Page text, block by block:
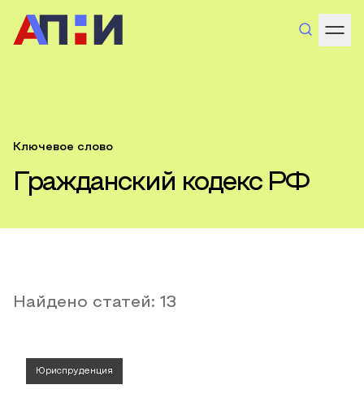
Ключевое слово
Гражданский кодекс РФ
Найдено статей: 13
Юриспруденция